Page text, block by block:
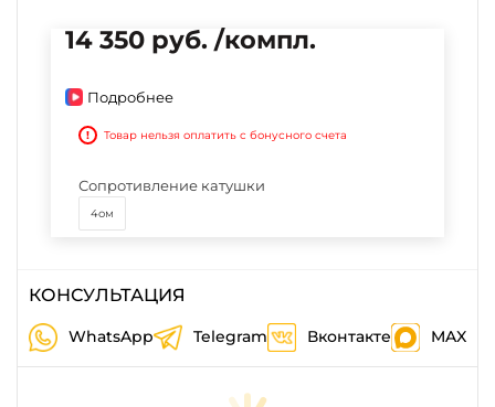
14 350 руб. /компл.
Подробнее
! Товар нельзя оплатить с бонусного счета
Сопротивление катушки
4ом
КОНСУЛЬТАЦИЯ
WhatsApp Telegram Вконтакте MAX